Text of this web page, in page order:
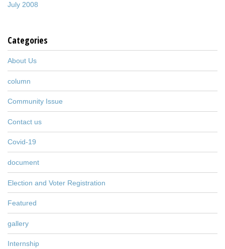
July 2008
Categories
About Us
column
Community Issue
Contact us
Covid-19
document
Election and Voter Registration
Featured
gallery
Internship